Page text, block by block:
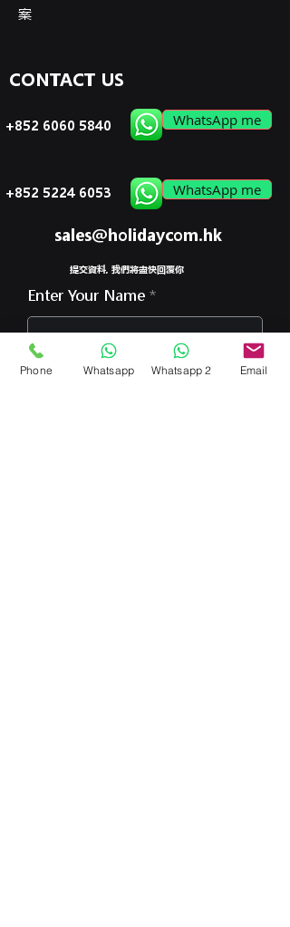
案
CONTACT US
+852 6060 5840
+852 5224 6053
WhatsApp me
WhatsApp me
sales@holidaycom.hk
提交資料, 我們將盡快回覆你
Enter Your Name
Phone Whatsapp Whatsapp 2 Email